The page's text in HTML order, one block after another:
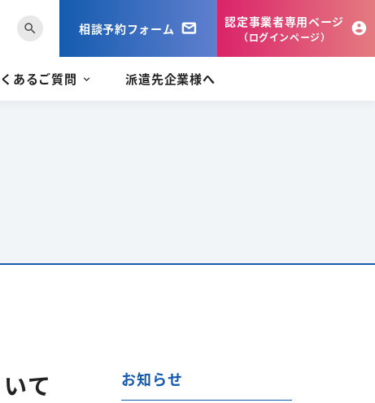
search 相談予約フォーム 認定事業者専用ページ
（ログインページ）
あるご質問 派遣先企業様へ
て お知らせ